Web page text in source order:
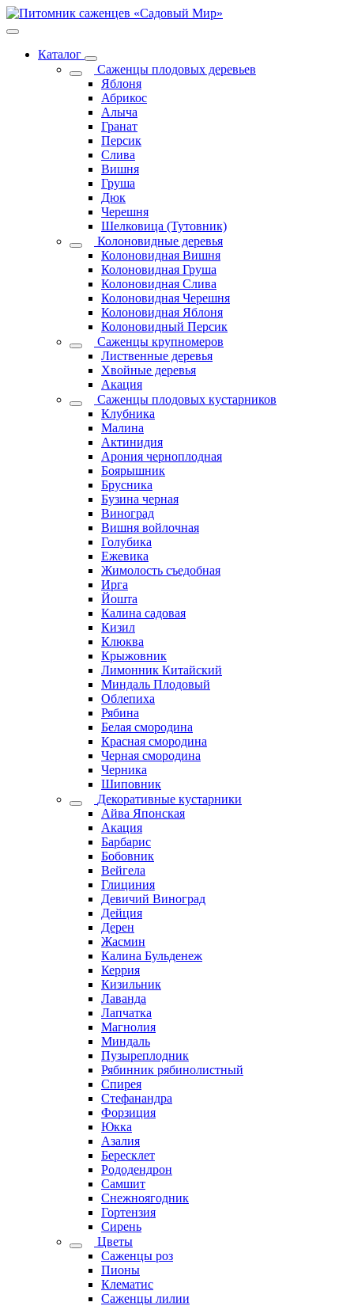
Каталог
Саженцы плодовых деревьев
Яблоня
Абрикос
Алыча
Гранат
Персик
Слива
Вишня
Груша
Дюк
Черешня
Шелковица (Тутовник)
Колоновидные деревья
Колоновидная Вишня
Колоновидная Груша
Колоновидная Слива
Колоновидная Черешня
Колоновидная Яблоня
Колоновидный Персик
Саженцы крупномеров
Лиственные деревья
Хвойные деревья
Акация
Саженцы плодовых кустарников
Клубника
Малина
Актинидия
Арония черноплодная
Боярышник
Брусника
Бузина черная
Виноград
Вишня войлочная
Голубика
Ежевика
Жимолость съедобная
Ирга
Йошта
Калина садовая
Кизил
Клюква
Крыжовник
Лимонник Китайский
Миндаль Плодовый
Облепиха
Рябина
Белая смородина
Красная смородина
Черная смородина
Черника
Шиповник
Декоративные кустарники
Айва Японская
Акация
Барбарис
Бобовник
Вейгела
Глициния
Девичий Виноград
Дейция
Дерен
Жасмин
Калина Бульденеж
Керрия
Кизильник
Лаванда
Лапчатка
Магнолия
Миндаль
Пузыреплодник
Рябинник рябинолистный
Спирея
Стефанандра
Форзиция
Юкка
Азалия
Бересклет
Рододендрон
Самшит
Снежноягодник
Гортензия
Сирень
Цветы
Саженцы роз
Пионы
Клематис
Саженцы лилии